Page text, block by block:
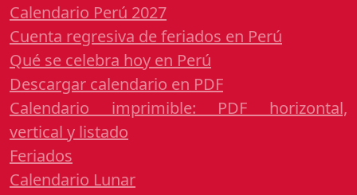
Calendario Perú 2027
Cuenta regresiva de feriados en Perú
Qué se celebra hoy en Perú
Descargar calendario en PDF
Calendario imprimible: PDF horizontal,
vertical y listado
Feriados
Calendario Lunar